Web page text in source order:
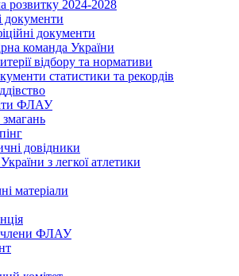
розвитку 2024-2028
документи
документи
команда України
відбору та нормативи
статистики та рекордів
ФЛАУ
довідники
з легкої атлетики
матеріали
члени ФЛАУ